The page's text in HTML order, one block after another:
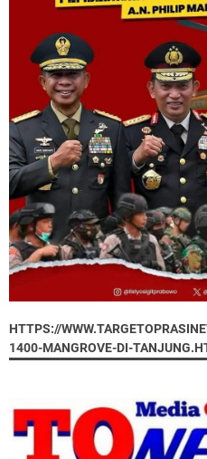
HTTPS://
1400-MANGROVE-DI-